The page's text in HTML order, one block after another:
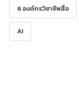
6 องค์กรวิชาชีพสื่อ
AI